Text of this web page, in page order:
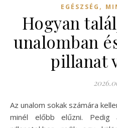
EGÉSZSÉG ,
Hogyan
unalomban
pillanat
Az unalom sokak számára kellemetlen érzés, amit érdemes
minél előbb elűzni. Pedig